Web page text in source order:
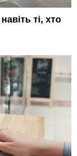
ті, хто